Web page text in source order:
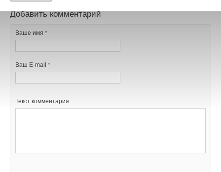
Добавить комментарий
Ваше имя *
Ваш E-mail *
Текст комментария